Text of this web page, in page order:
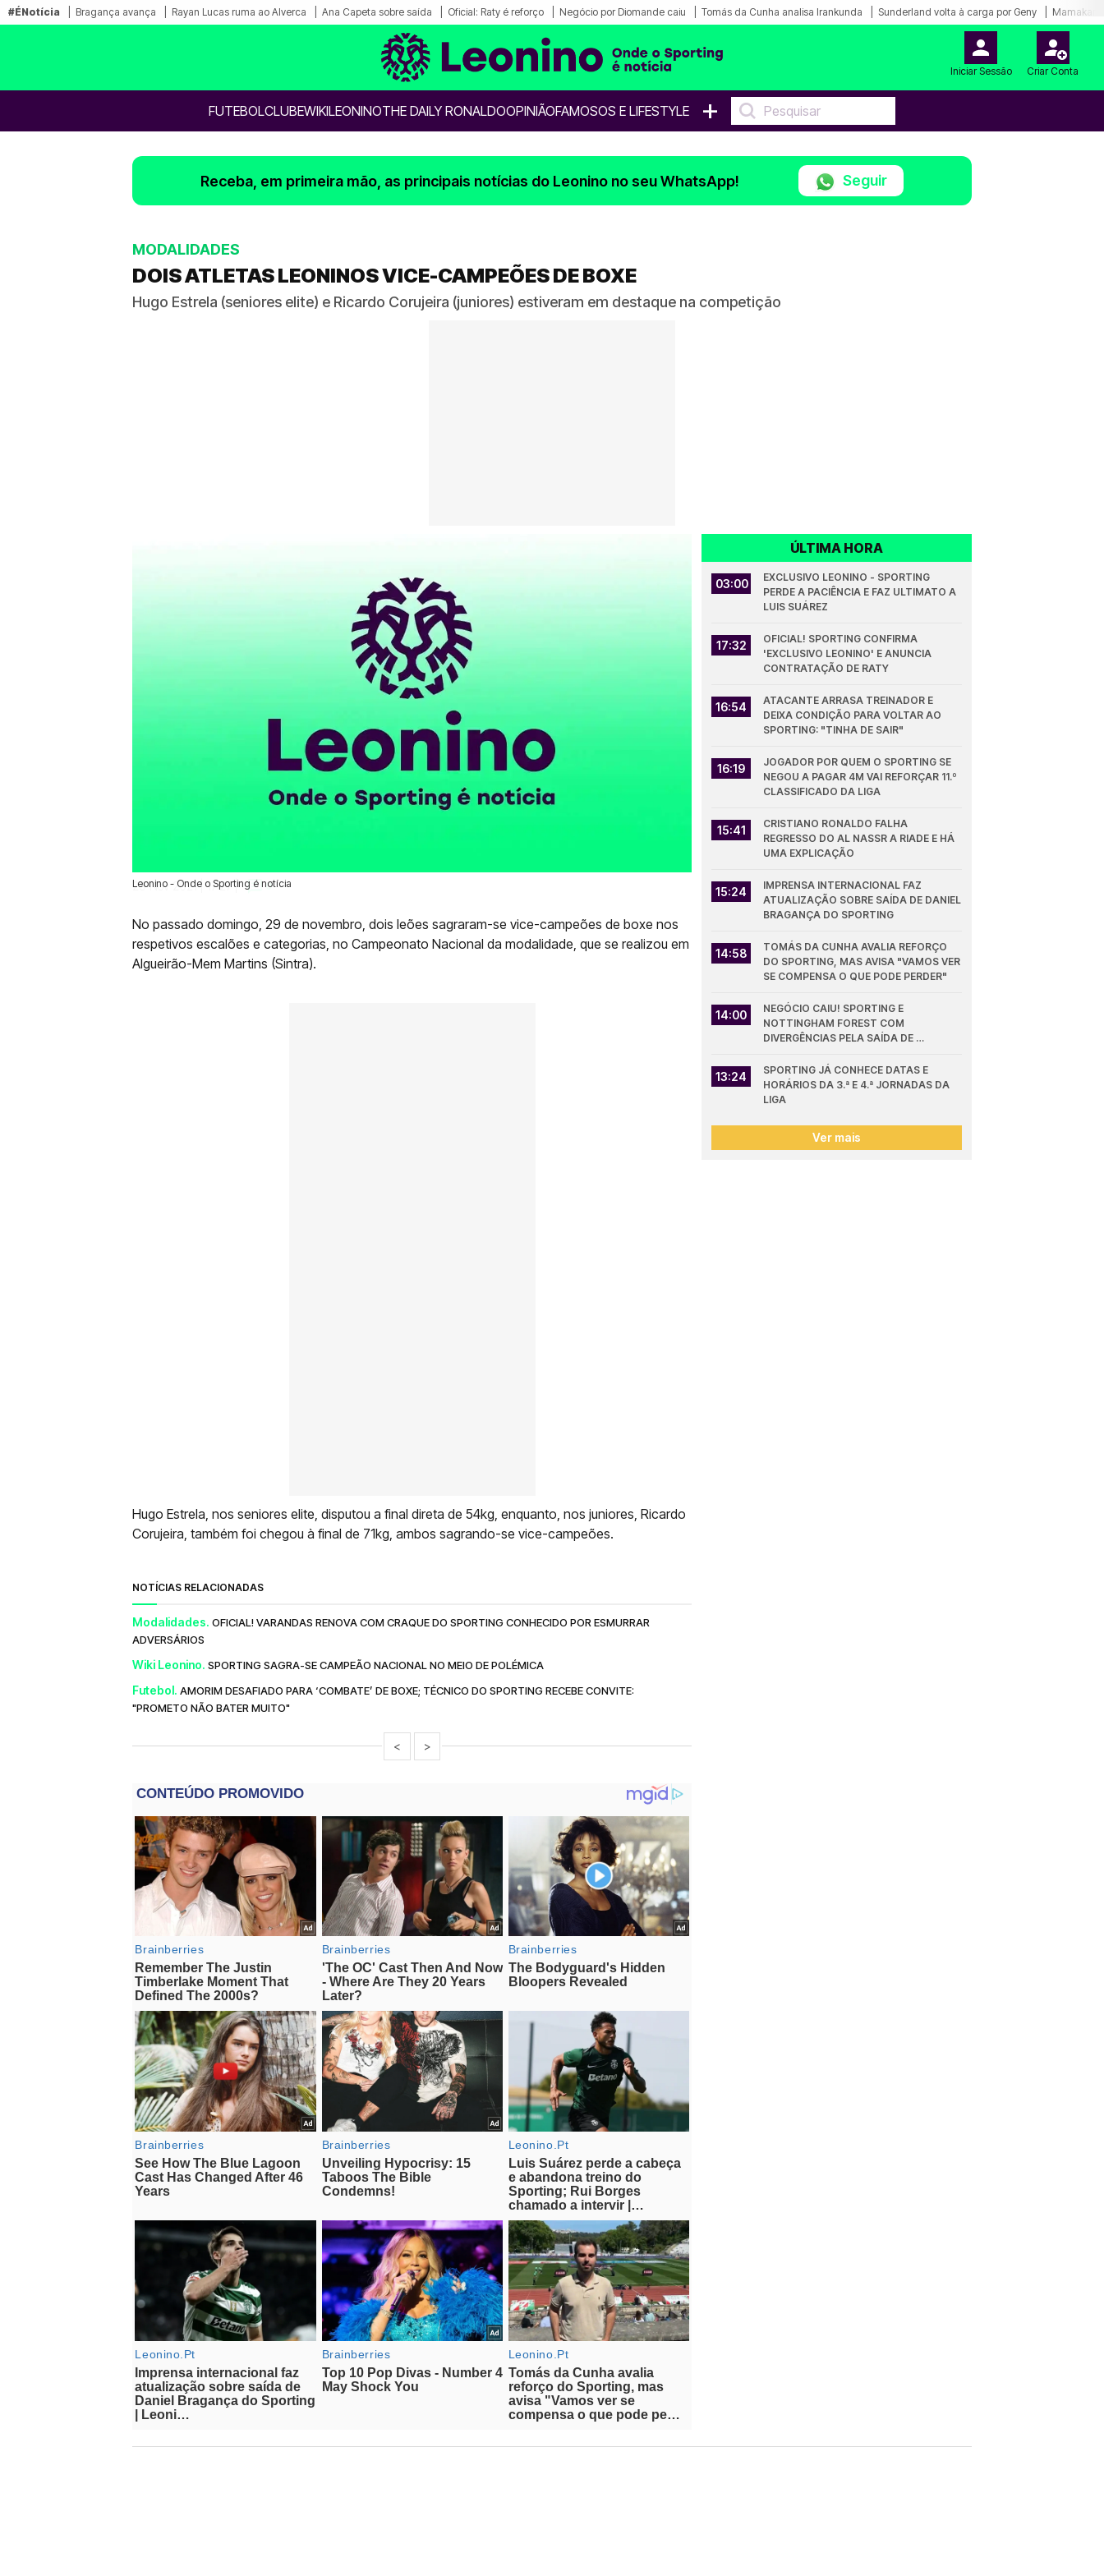
#ÉNotícia Bragança avança Rayan Lucas ruma ao Alverca Ana Capeta sobre saída Oficial: Raty é reforço Negócio por Diomande caiu Tomás da Cunha analisa Irankunda Sunderland volta à carga por Geny
Iniciar Sessão Criar Conta
FUTEBOLCLUBEWIKILEONINOTHE DAILY RONALDOOPINIÃOFAMOSOS E LIFESTYLE +
Receba, em primeira mão, as principais notícias do Leonino no seu WhatsApp! Seguir
MODALIDADES
DOIS ATLETAS LEONINOS VICE-CAMPEÕES DE BOXE
Hugo Estrela (seniores elite) e Ricardo Corujeira (juniores) estiveram em destaque na competição
Leonino - Onde o Sporting é notícia
29 Nov 2021 | 17:27 | 0
No passado domingo, 29 de novembro, dois leões sagraram-se vice-campeões de boxe nos
respetivos escalões e categorias, no Campeonato Nacional da modalidade, que se realizou em
Algueirão-Mem Martins (Sintra).
Hugo Estrela, nos seniores elite, disputou a final direta de 54kg, enquanto, nos juniores, Ricardo
Corujeira, também foi chegou à final de 71kg, ambos sagrando-se vice-campeões.
NOTÍCIAS RELACIONADAS
Modalidades. OFICIAL! VARANDAS RENOVA COM CRAQUE DO SPORTING CONHECIDO POR ESMURRAR
ADVERSÁRIOS
Wiki Leonino. SPORTING SAGRA-SE CAMPEÃO NACIONAL NO MEIO DE POLÉMICA
Futebol. AMORIM DESAFIADO PARA ‘COMBATE’ DE BOXE; TÉCNICO DO SPORTING RECEBE CONVITE:
"PROMETO NÃO BATER MUITO"
< >
ÚLTIMA HORA
03:00
EXCLUSIVO LEONINO - SPORTING
PERDE A PACIÊNCIA E FAZ ULTIMATO A
LUIS SUÁREZ
17:32
OFICIAL! SPORTING CONFIRMA
'EXCLUSIVO LEONINO' E ANUNCIA
CONTRATAÇÃO DE RATY
16:54
ATACANTE ARRASA TREINADOR E
DEIXA CONDIÇÃO PARA VOLTAR AO
SPORTING: "TINHA DE SAIR"
16:19
JOGADOR POR QUEM O SPORTING SE
NEGOU A PAGAR 4M VAI REFORÇAR 11.º
CLASSIFICADO DA LIGA
15:41
CRISTIANO RONALDO FALHA
REGRESSO DO AL NASSR A RIADE E HÁ
UMA EXPLICAÇÃO
15:24
IMPRENSA INTERNACIONAL FAZ
ATUALIZAÇÃO SOBRE SAÍDA DE DANIEL
BRAGANÇA DO SPORTING
14:58
TOMÁS DA CUNHA AVALIA REFORÇO
DO SPORTING, MAS AVISA "VAMOS VER
SE COMPENSA O QUE PODE PERDER"
14:00
NEGÓCIO CAIU! SPORTING E
NOTTINGHAM FOREST COM
DIVERGÊNCIAS PELA SAÍDA DE
13:24
SPORTING JÁ CONHECE DATAS E
HORÁRIOS DA 3.ª E 4.ª JORNADAS DA
LIGA
Ver mais